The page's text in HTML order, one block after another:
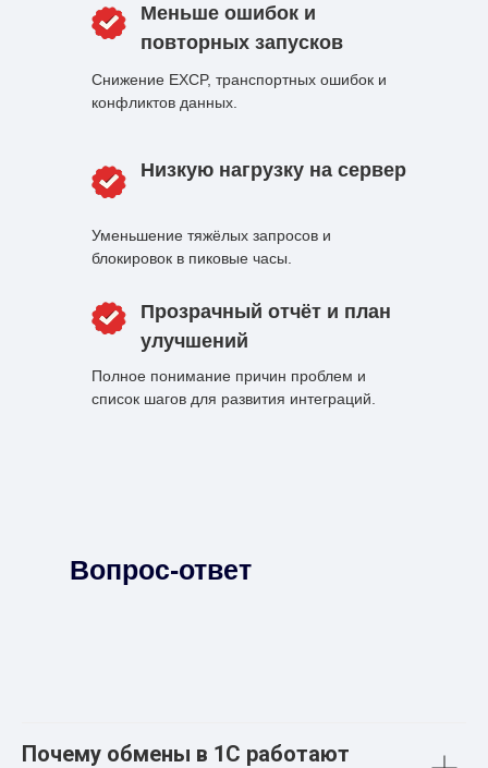
Меньше ошибок и
повторных запусков
Снижение EXCP, транспортных ошибок и
конфликтов данных.
Низкую нагрузку на сервер
Уменьшение тяжёлых запросов и
блокировок в пиковые часы.
Прозрачный отчёт и план
улучшений
Полное понимание причин проблем и
список шагов для развития интеграций.
Вопрос-ответ
Почему обмены в 1С работают